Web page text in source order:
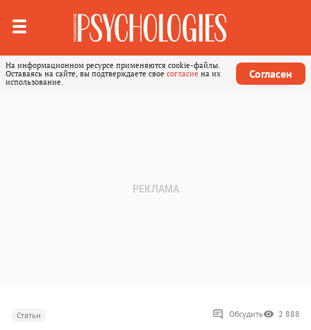
На информационном ресурсе применяются cookie-файлы.
Оставаясь на сайте, вы подтверждаете свое согласие на их
использование.
Согласен
Статьи Обсудить 2 888